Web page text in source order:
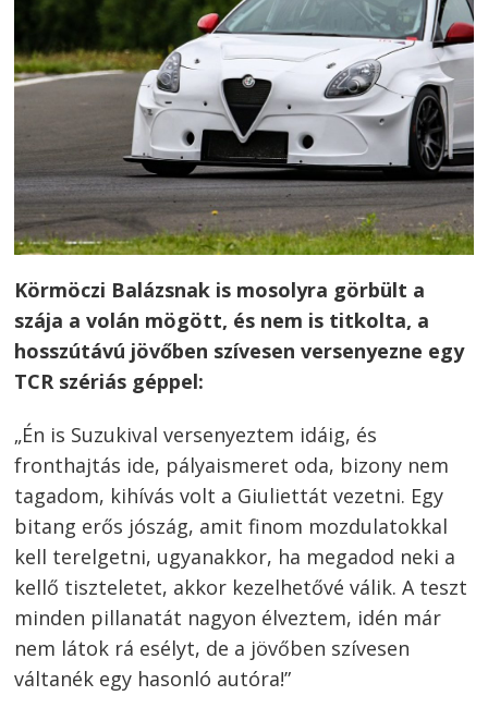
Körmöczi Balázsnak is mosolyra görbült a
szája a volán mögött, és nem is titkolta, a
hosszútávú jövőben szívesen versenyezne egy
TCR szériás géppel:
„Én is Suzukival versenyeztem idáig, és
fronthajtás ide, pályaismeret oda, bizony nem
tagadom, kihívás volt a Giuliettát vezetni. Egy
bitang erős jószág, amit finom mozdulatokkal
kell terelgetni, ugyanakkor, ha megadod neki a
kellő tiszteletet, akkor kezelhetővé válik. A teszt
minden pillanatát nagyon élveztem, idén már
nem látok rá esélyt, de a jövőben szívesen
váltanék egy hasonló autóra!”
Bejegyzés